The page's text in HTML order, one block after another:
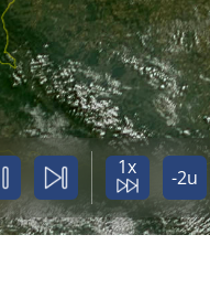
1x -2u